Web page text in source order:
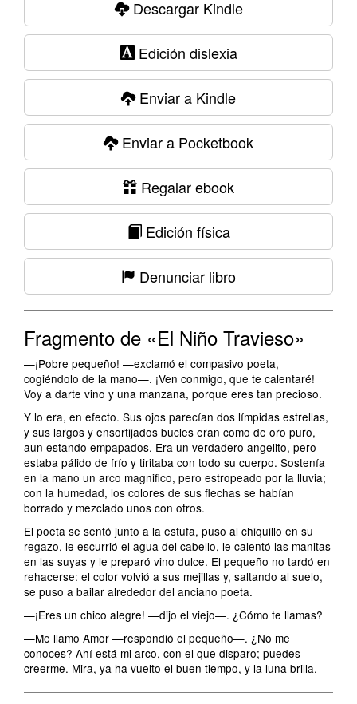
Descargar Kindle
Edición dislexia
Enviar a Kindle
Enviar a Pocketbook
Regalar ebook
Edición física
Denunciar libro
Fragmento de «El Niño Travieso»
—¡Pobre pequeño! —exclamó el compasivo poeta,
cogiéndolo de la mano—. ¡Ven conmigo, que te calentaré!
Voy a darte vino y una manzana, porque eres tan precioso.
Y lo era, en efecto. Sus ojos parecían dos límpidas estrellas,
y sus largos y ensortijados bucles eran como de oro puro,
aun estando empapados. Era un verdadero angelito, pero
estaba pálido de frío y tiritaba con todo su cuerpo. Sostenía
en la mano un arco magnifico, pero estropeado por la lluvia;
con la humedad, los colores de sus flechas se habían
borrado y mezclado unos con otros.
El poeta se sentó junto a la estufa, puso al chiquillo en su
regazo, le escurrió el agua del cabello, le calentó las manitas
en las suyas y le preparó vino dulce. El pequeño no tardó en
rehacerse: el color volvió a sus mejillas y, saltando al suelo,
se puso a bailar alrededor del anciano poeta.
—¡Eres un chico alegre! —dijo el viejo—. ¿Cómo te llamas?
—Me llamo Amor —respondió el pequeño—. ¿No me
conoces? Ahí está mi arco, con el que disparo; puedes
creerme. Mira, ya ha vuelto el buen tiempo, y la luna brilla.